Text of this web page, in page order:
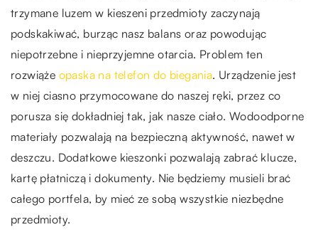
trzymane luzem w kieszeni przedmioty zaczynają
podskakiwać, burząc nasz balans oraz powodując
niepotrzebne i nieprzyjemne otarcia. Problem ten
rozwiąże opaska na telefon do biegania. Urządzenie jest
w niej ciasno przymocowane do naszej ręki, przez co
porusza się dokładniej tak, jak nasze ciało. Wodoodporne
materiały pozwalają na bezpieczną aktywność, nawet w
deszczu. Dodatkowe kieszonki pozwalają zabrać klucze,
kartę płatniczą i dokumenty. Nie będziemy musieli brać
całego portfela, by mieć ze sobą wszystkie niezbędne
przedmioty.